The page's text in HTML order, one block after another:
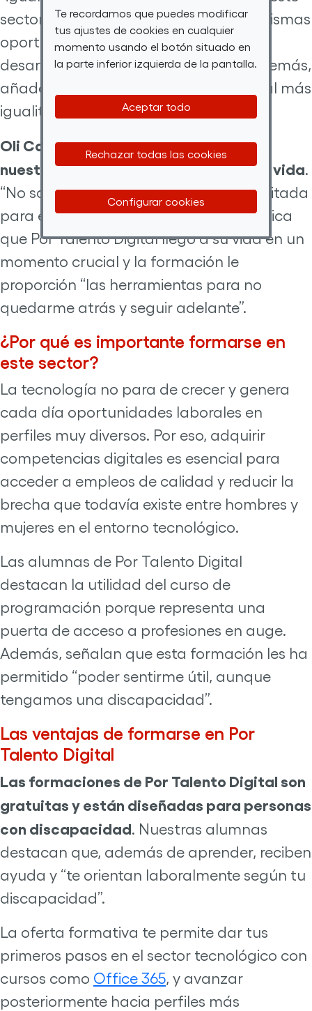
Te recordamos que puedes modificar
tus ajustes de cookies en cualquier
momento usando el botón situado en
la parte inferior izquierda de la pantalla.
Aceptar todo
Rechazar todas las cookies
Configurar cookies
sector las mujeres pueden “tener las mismas
oportunidades que los hombres y
desarrollar nuestras capacidades”. Además,
añade que alcanzar un sistema laboral más
igualitario es “mejor para todos”.
Oli Carmen es otro ejemplode cómo
nuestros cursoste pueden cambiar la vida.
“No sabía nada y hoy me siento capacitada
para empezar a trabajar”, afirma. Explica
que Por Talento Digital llegó a su vida en un
momento crucial y la formación le
proporción “las herramientas para no
quedarme atrás y seguir adelante”.
¿Por qué es importante formarse en
este sector?
La tecnología no para de crecer y genera
cada día oportunidades laborales en
perfiles muy diversos. Por eso, adquirir
competencias digitales es esencial para
acceder a empleos de calidad y reducir la
brecha que todavía existe entre hombres y
mujeres en el entorno tecnológico.
Las alumnas de Por Talento Digital
destacan la utilidad del curso de
programación porque representa una
puerta de acceso a profesiones en auge.
Además, señalan que esta formación les ha
permitido “poder sentirme útil, aunque
tengamos una discapacidad”.
Las ventajas de formarse en Por
Talento Digital
Las formaciones de Por Talento Digital son
gratuitas y están diseñadas para personas
con discapacidad. Nuestras alumnas
destacan que, además de aprender, reciben
ayuda y “te orientan laboralmente según tu
discapacidad”.
La oferta formativa te permite dar tus
primeros pasos en el sector tecnológico con
cursos como Office 365, y avanzar
posteriormente hacia perfiles más